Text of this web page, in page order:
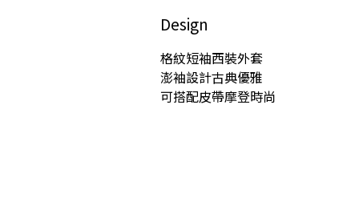
Design
格紋短袖西裝外套
澎袖設計古典優雅
可搭配皮帶摩登時尚